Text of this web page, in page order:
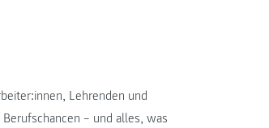
Lehrenden und
– und alles, was